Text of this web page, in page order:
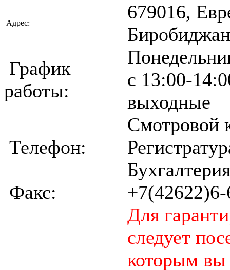
Адрес:
679016,
График
работы:
с 13:00-
выходные
Телефон:
Смотровой
Факс:
Для
следует
которым